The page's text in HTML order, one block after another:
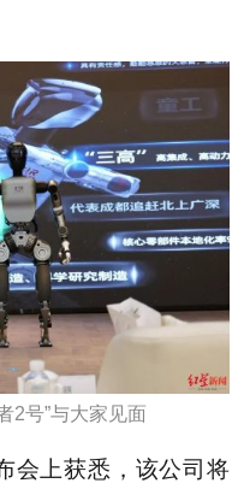
2号”与大家见面
会上获悉，该公司将